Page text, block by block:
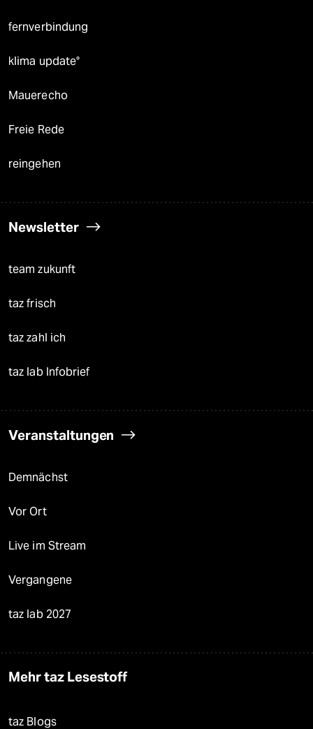
fernverbindung
klima update°
Mauerecho
Freie Rede
reingehen
Newsletter
team zukunft
taz frisch
taz zahl ich
taz lab Infobrief
Veranstaltungen
Demnächst
Vor Ort
Live im Stream
Vergangene
taz lab 2027
Mehr taz Lesestoff
taz Blogs